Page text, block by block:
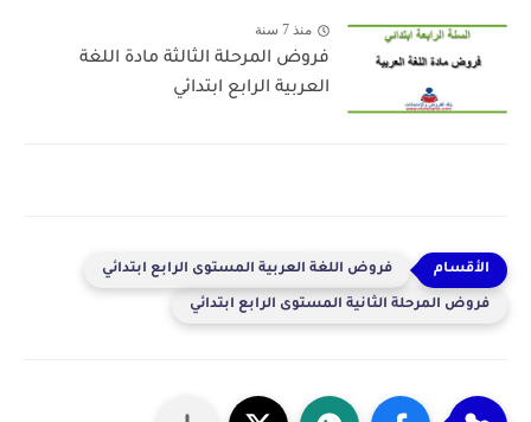
منذ 7 سنة
فروض المرحلة الثالثة مادة اللغة
العربية الرابع ابتدائي
فروض اللغة العربية المستوى الرابع ابتدائي
فروض المرحلة الثانية المستوى الرابع ابتدائي